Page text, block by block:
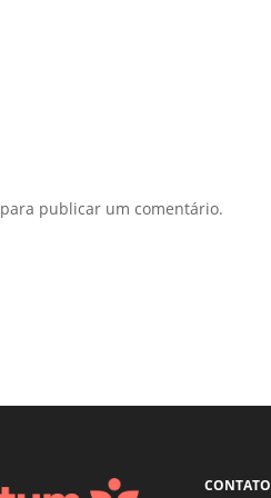
para publicar um comentário.
CONTATO